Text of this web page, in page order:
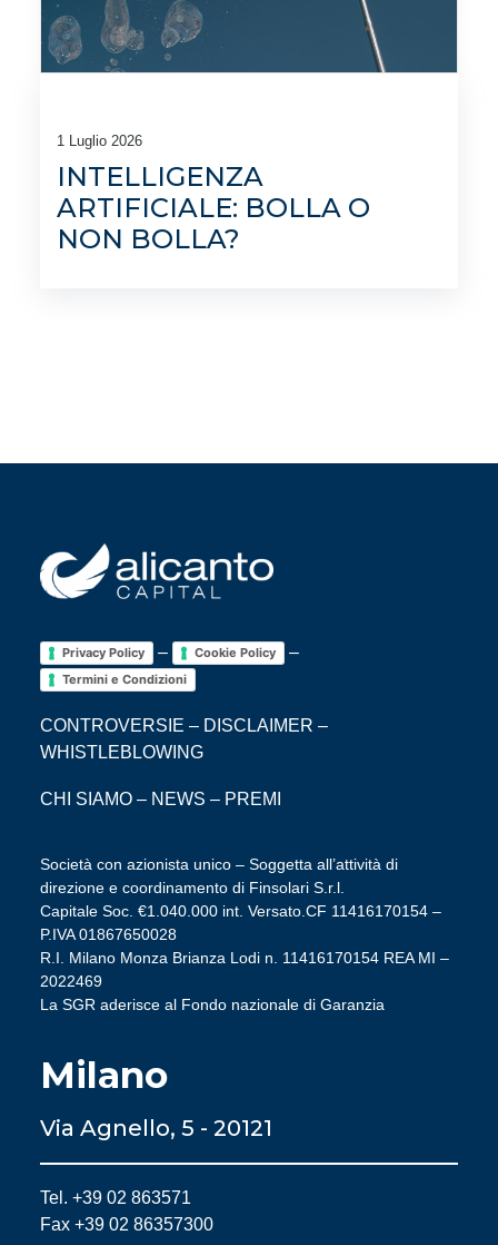
1 Luglio 2026
INTELLIGENZA
ARTIFICIALE: BOLLA O
NON BOLLA?
Privacy Policy – Cookie Policy –
Termini e Condizioni
CONTROVERSIE – DISCLAIMER –
WHISTLEBLOWING
CHI SIAMO – NEWS – PREMI
Società con azionista unico – Soggetta all’attività di
direzione e coordinamento di Finsolari S.r.l.
Capitale Soc. €1.040.000 int. Versato.CF 11416170154 –
P.IVA 01867650028
R.I. Milano Monza Brianza Lodi n. 11416170154 REA MI –
2022469
La SGR aderisce al Fondo nazionale di Garanzia
Milano
Via Agnello, 5 - 20121
Tel. +39 02 863571
Fax +39 02 86357300